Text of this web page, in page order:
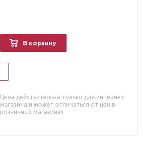
В корзину
Цена действительна только для интернет-
магазина и может отличаться от цен в
розничных магазинах